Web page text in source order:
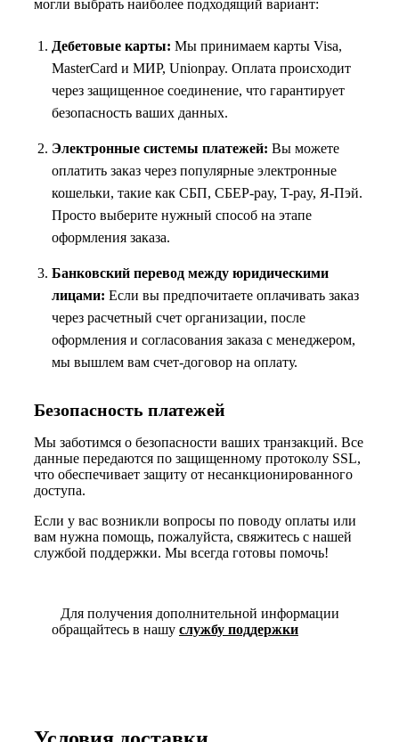
могли выбрать наиболее подходящий вариант:
Дебетовые карты: Мы принимаем карты Visa,
MasterCard и МИР, Unionpay. Оплата происходит
через защищенное соединение, что гарантирует
безопасность ваших данных.
Электронные системы платежей: Вы можете
оплатить заказ через популярные электронные
кошельки, такие как СБП, СБЕР-pay, T-pay, Я-Пэй.
Просто выберите нужный способ на этапе
оформления заказа.
Банковский перевод между юридическими
лицами: Если вы предпочитаете оплачивать заказ
через расчетный счет организации, после
оформления и согласования заказа с менеджером,
мы вышлем вам счет-договор на оплату.
Безопасность платежей
Мы заботимся о безопасности ваших транзакций. Все
данные передаются по защищенному протоколу SSL,
что обеспечивает защиту от несанкционированного
доступа.
Если у вас возникли вопросы по поводу оплаты или
вам нужна помощь, пожалуйста, свяжитесь с нашей
службой поддержки. Мы всегда готовы помочь!
Для получения дополнительной информации
обращайтесь в нашу службу поддержки